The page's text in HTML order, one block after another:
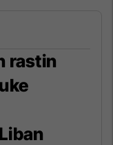
rastin